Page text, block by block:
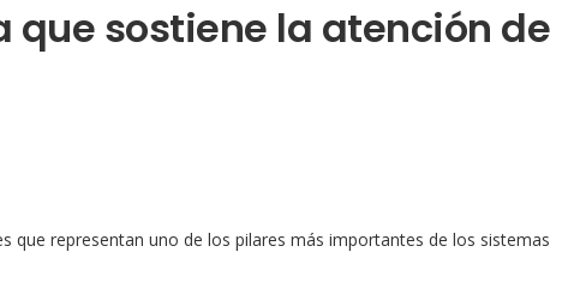
que sostiene la atención de
que representan uno de los pilares más importantes de los sistemas